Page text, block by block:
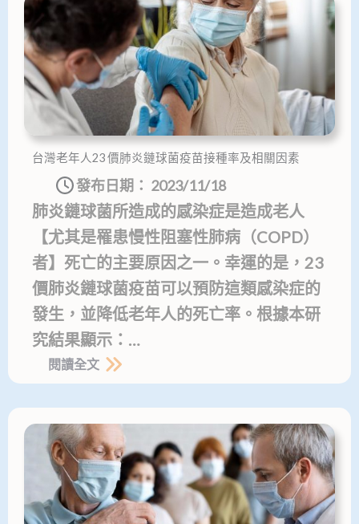
台灣老年人23 價肺炎鏈球菌疫苗接種率及相關因素
發布日期： 2023/11/18
肺炎鏈球菌所造成的感染症是造成老人
【尤其是罹患慢性阻塞性肺病（COPD）
者】死亡的主要原因之一。幸運的是，23
價肺炎鏈球菌疫苗可以預防這類感染症的
發生，並降低老年人的死亡率。根據本研
究結果顯示：…
閱讀全文